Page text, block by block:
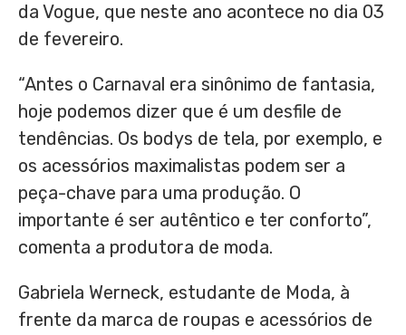
da Vogue, que neste ano acontece no dia 03
de fevereiro.
“Antes o Carnaval era sinônimo de fantasia,
hoje podemos dizer que é um desfile de
tendências. Os bodys de tela, por exemplo, e
os acessórios maximalistas podem ser a
peça-chave para uma produção. O
importante é ser autêntico e ter conforto”,
comenta a produtora de moda.
Gabriela Werneck, estudante de Moda, à
frente da marca de roupas e acessórios de